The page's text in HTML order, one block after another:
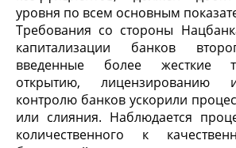
уровня по всем основным
Требования со стороны
капитализации банков
введенные более жесткие
открытию, лицензированию
контролю банков ускорили
или слияния. Наблюдается
количественного к